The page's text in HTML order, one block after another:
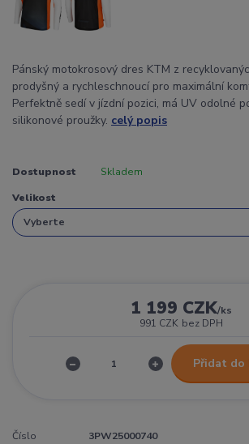
Pánský motokrosový dres KTM z
prodyšný a rychleschnoucí pro maximální
Perfektně sedí v jízdní pozici, má UV odolné
silikonové proužky. celý popis
Dostupnost Skladem
Velikost
1 199 CZK/ks
991 CZK bez DPH
Přidat do
Číslo
3PW25000740